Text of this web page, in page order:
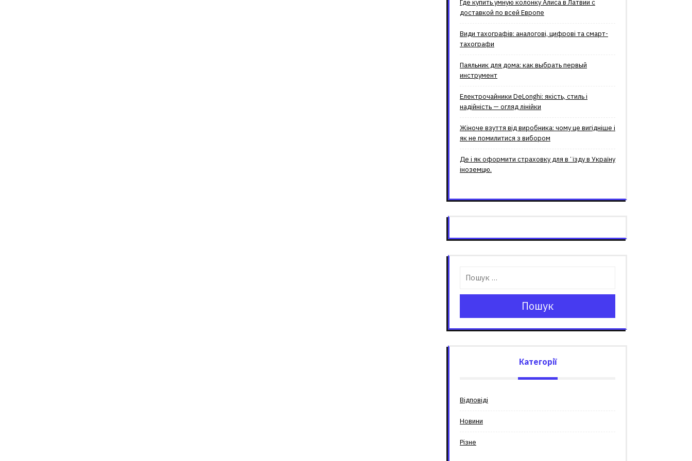
Где купить умную колонку Алиса в Латвии с
доставкой по всей Европе
Види тахографів: аналогові, цифрові та смарт-
тахографи
Паяльник для дома: как выбрать первый
инструмент
Електрочайники DeLonghi: якість, стиль і
надійність — огляд лінійки
Жіноче взуття від виробника: чому це вигідніше і
як не помилитися з вибором
Де і як оформити страховку для вʼїзду в Україну
іноземцю.
Пошук
Категорії
Відповіді
Новини
Різне